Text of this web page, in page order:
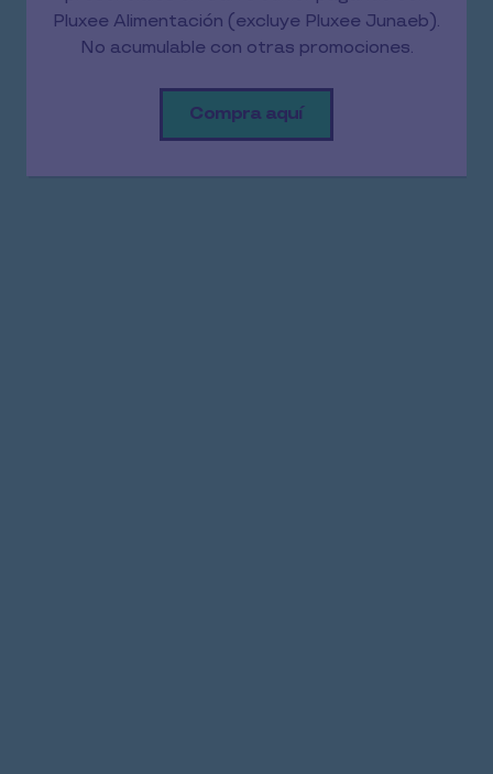
Junaeb.